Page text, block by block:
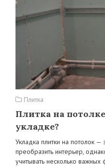
Плитка
Плитка на
укладке?
Укладка плитки на потолок —
преобразить интерьер,
учитывать несколько